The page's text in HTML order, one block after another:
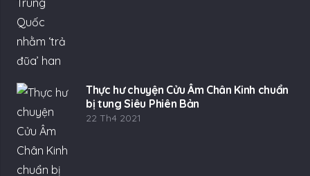
Thực hư chuyện Cửu Âm Chân Kinh chuẩn
bị tung Siêu Phiên Bản
22 Th4 2021